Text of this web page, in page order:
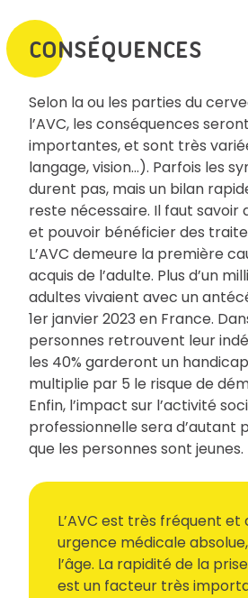
CONSÉQUENCES
Selon la ou les parties du
l’AVC, les conséquences
importantes, et sont très
langage, vision…). Parfois les
durent pas, mais un bilan
reste nécessaire. Il faut savoir
et pouvoir bénéficier des
L’AVC demeure la première
acquis de l’adulte. Plus d’un
adultes vivaient avec un
1er janvier 2023 en France.
personnes retrouvent leur
les 40% garderont un
multiplie par 5 le risque de
Enfin, l’impact sur l’activité
professionnelle sera d’autant
que les personnes sont jeunes.
L’AVC est très fréquent
urgence médicale
l’âge. La rapidité de la
est un facteur très